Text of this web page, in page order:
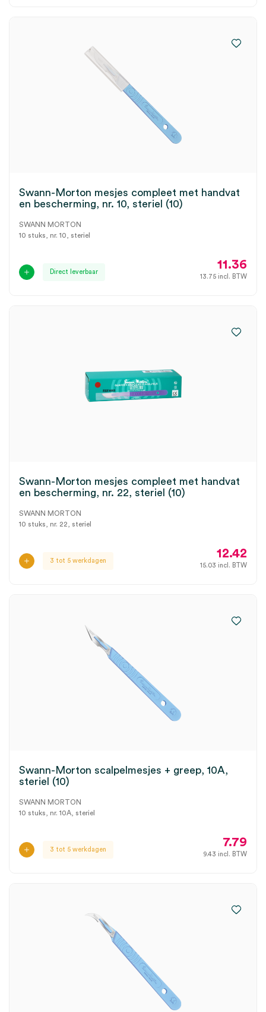
Swann-Morton mesjes compleet met handvat
en bescherming, nr. 10, steriel (10)
SWANN MORTON
10 stuks, nr. 10, steriel
Direct leverbaar
11.36
13.75 incl. BTW
Swann-Morton mesjes compleet met handvat
en bescherming, nr. 22, steriel (10)
SWANN MORTON
10 stuks, nr. 22, steriel
3 tot 5 werkdagen
12.42
15.03 incl. BTW
Swann-Morton scalpelmesjes + greep, 10A,
steriel (10)
SWANN MORTON
10 stuks, nr. 10A, steriel
3 tot 5 werkdagen
7.79
9.43 incl. BTW